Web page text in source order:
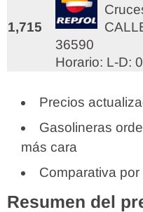
1,715
36590
Horario: L-D:
Precios
Gasolineras
más cara
Comparativa
Resumen del